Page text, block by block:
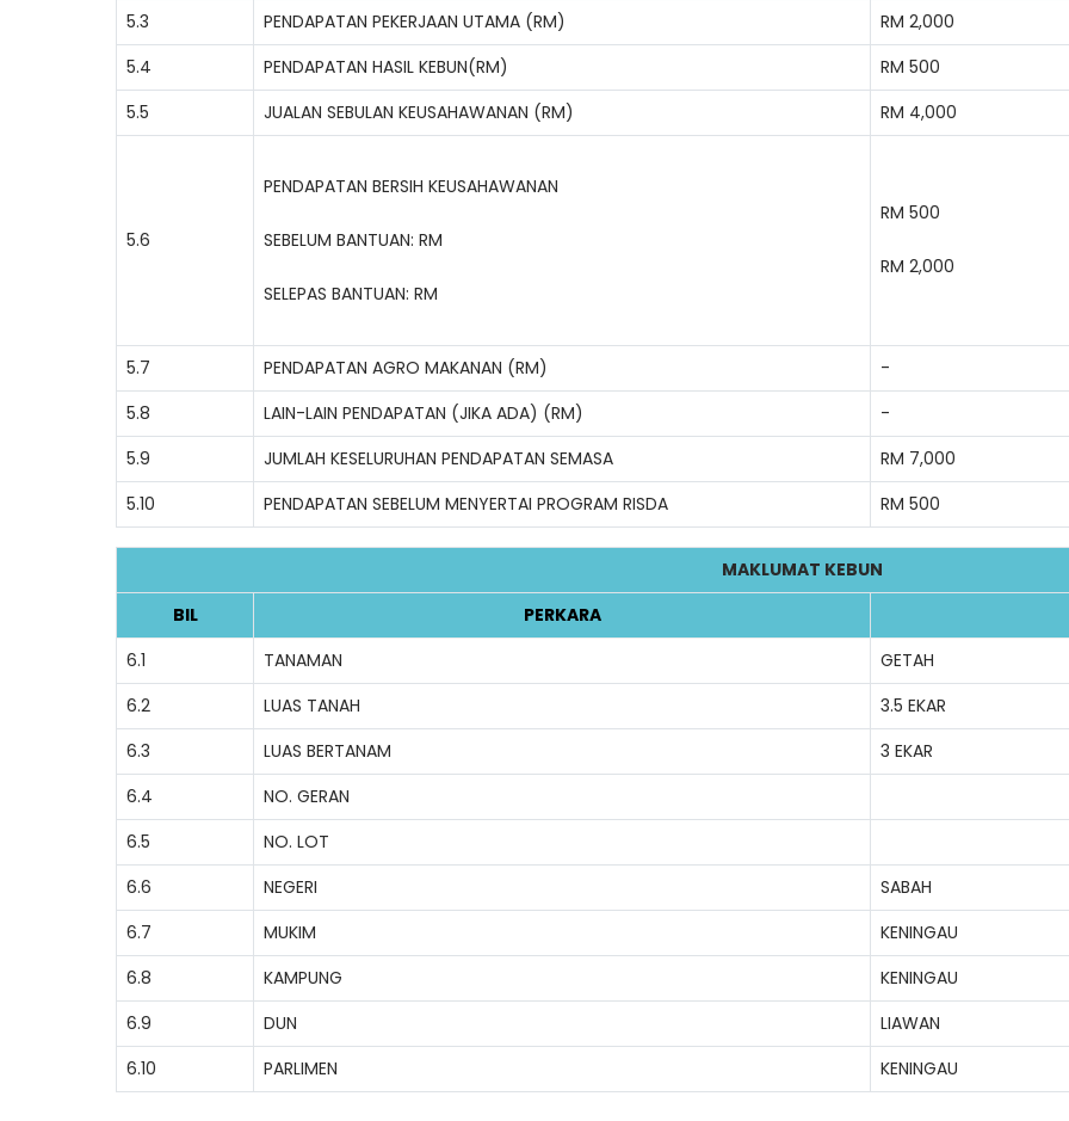
5.3
PENDAPATAN PEKERJAAN UTAMA (RM)
RM 2,000
5.4
PENDAPATAN HASIL KEBUN(RM)
RM 500
5.5
JUALAN SEBULAN KEUSAHAWANAN (RM) RM 4,000
5.6
PENDAPATAN BERSIH KEUSAHAWANAN
SEBELUM BANTUAN: RM
SELEPAS BANTUAN: RM
RM 500
RM 2,000
5.7 PENDAPATAN AGRO MAKANAN (RM)
-
5.8
LAIN-LAIN PENDAPATAN (JIKA ADA) (RM)
-
5.9
JUMLAH KESELURUHAN PENDAPATAN SEMASA
RM 7,000
5.10
PENDAPATAN SEBELUM MENYERTAI PROGRAM RISDA RM 500
MAKLUMAT KEBUN
BIL
PERKARA
6.1
TANAMAN
GETAH
6.2
LUAS TANAH
3.5 EKAR
6.3
LUAS BERTANAM
3 EKAR
6.4
NO. GERAN
6.5
NO. LOT
6.6
NEGERI
SABAH
6.7
MUKIM
KENINGAU
6.8
KAMPUNG
KENINGAU
6.9
DUN
LIAWAN
6.10
PARLIMEN KENINGAU